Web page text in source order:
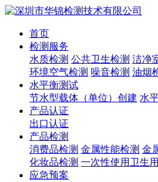
首页
检测服务
水质检测 公共卫生检测 洁净
环境空气检测 噪音检测 油烟
水平衡测试
节水型载体（单位）创建 水
产品认证
出口认证
产品检测
消费品检测 金属性能检测 金
化妆品检测 一次性使用卫生
应急预案